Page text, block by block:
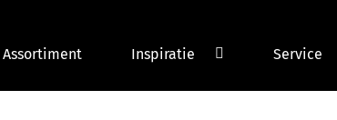
Assortiment Inspiratie Service